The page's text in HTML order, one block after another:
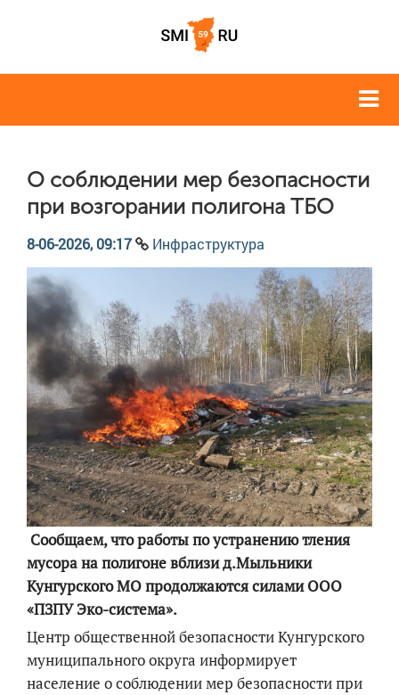
О соблюдении мер безопасности
при возгорании полигона ТБО
8-06-2026, 09:17 Инфраструктура
Сообщаем, что работы по устранению тления
мусора на полигоне вблизи д.Мыльники
Кунгурского МО продолжаются силами ООО
«ПЗПУ Эко-система».
Центр общественной безопасности Кунгурского
муниципального округа информирует
население о соблюдении мер безопасности при